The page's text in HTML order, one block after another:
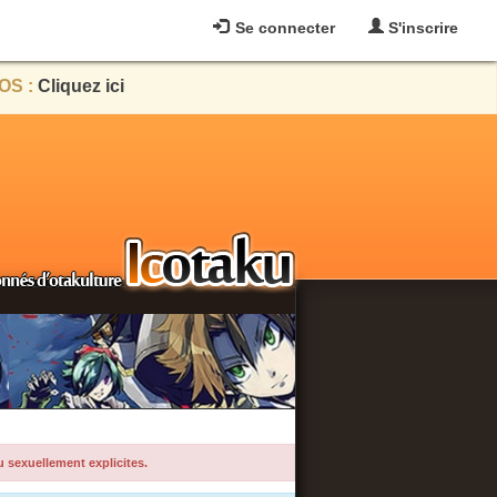
Se connecter S'inscrire
: Cliquez ici
sexuellement explicites.